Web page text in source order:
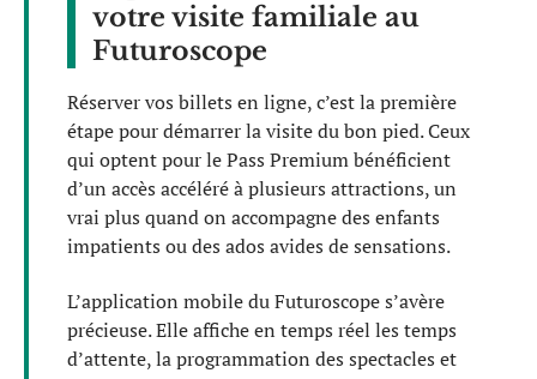
votre visite familiale au
Futuroscope
Réserver vos billets en ligne, c’est la première
étape pour démarrer la visite du bon pied. Ceux
qui optent pour le Pass Premium bénéficient
d’un accès accéléré à plusieurs attractions, un
vrai plus quand on accompagne des enfants
impatients ou des ados avides de sensations.
L’application mobile du Futuroscope s’avère
précieuse. Elle affiche en temps réel les temps
d’attente, la programmation des spectacles et